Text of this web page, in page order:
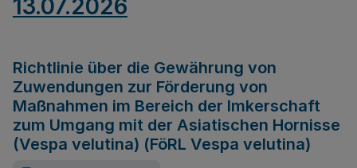
13.07.2026
Richtlinie über die Gewährung von
Zuwendungen zur Förderung von
Maßnahmen im Bereich der Imkerschaft
zum Umgang mit der Asiatischen Hornisse
(Vespa velutina) (FöRL Vespa velutina)